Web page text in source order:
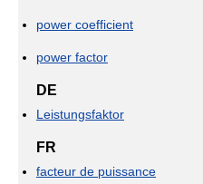
power coefficient
power factor
DE
Leistungsfaktor
FR
facteur de puissance